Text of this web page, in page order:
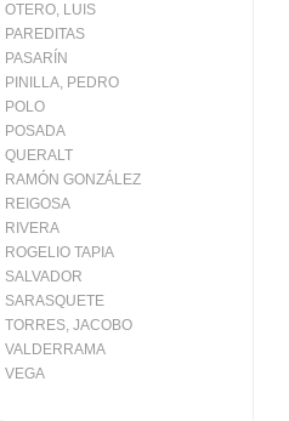
OTERO, LUIS
PAREDITAS
PASARÍN
PINILLA, PEDRO
POLO
POSADA
QUERALT
RAMÓN GONZÁLEZ
REIGOSA
RIVERA
ROGELIO TAPIA
SALVADOR
SARASQUETE
TORRES, JACOBO
VALDERRAMA
VEGA